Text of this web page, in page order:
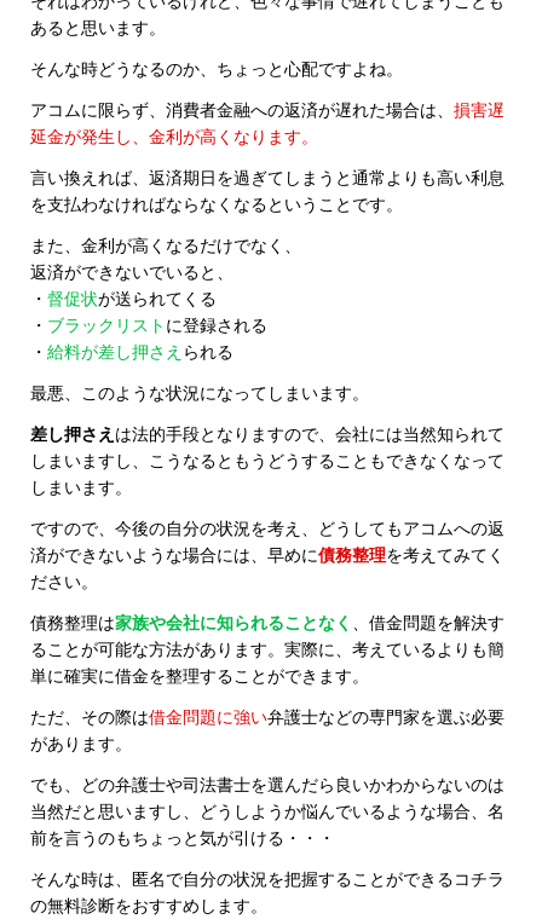
あると思います。
そんな時どうなるのか、ちょっと心配ですよね。
アコムに限らず、消費者金融への返済が遅れた場合は、 損害遅
延金が発生し、金利が高くなります。
言い換えれば、返済期日を過ぎてしまうと通常よりも高い利息
を支払わなければならなくなるということです。
また、金利が高くなるだけでなく、
返済ができないでいると、
・ 督促状が送られてくる
・ ブラックリスト に登録される
・ 給料が差し押さえ られる
最悪、このような状況になってしまいます。
差し押さえ は法的手段となりますので、会社には当然知られて
しまいますし、こうなるともうどうすることもできなくなって
しまいます。
ですので、今後の自分の状況を考え、どうしてもアコムへの返
済ができないような場合には、早めに債務整理を考えてみてく
ださい。
債務整理は家族や会社に知られることなく
、借金問題を解決す
ることが可能な方法があります。実際に、考えているよりも簡
単に確実に借金を整理することができます。
ただ、その際は借金問題に強い弁護士などの専門家を選ぶ必要
があります。
でも、どの弁護士や司法書士を選んだら良いかわからないのは
当然だと思いますし、どうしようか悩んでいるような場合、名
前を言うのもちょっと気が引ける・・・
そんな時は、匿名で自分の状況を把握することができるコチラ
の無料診断をおすすめします。